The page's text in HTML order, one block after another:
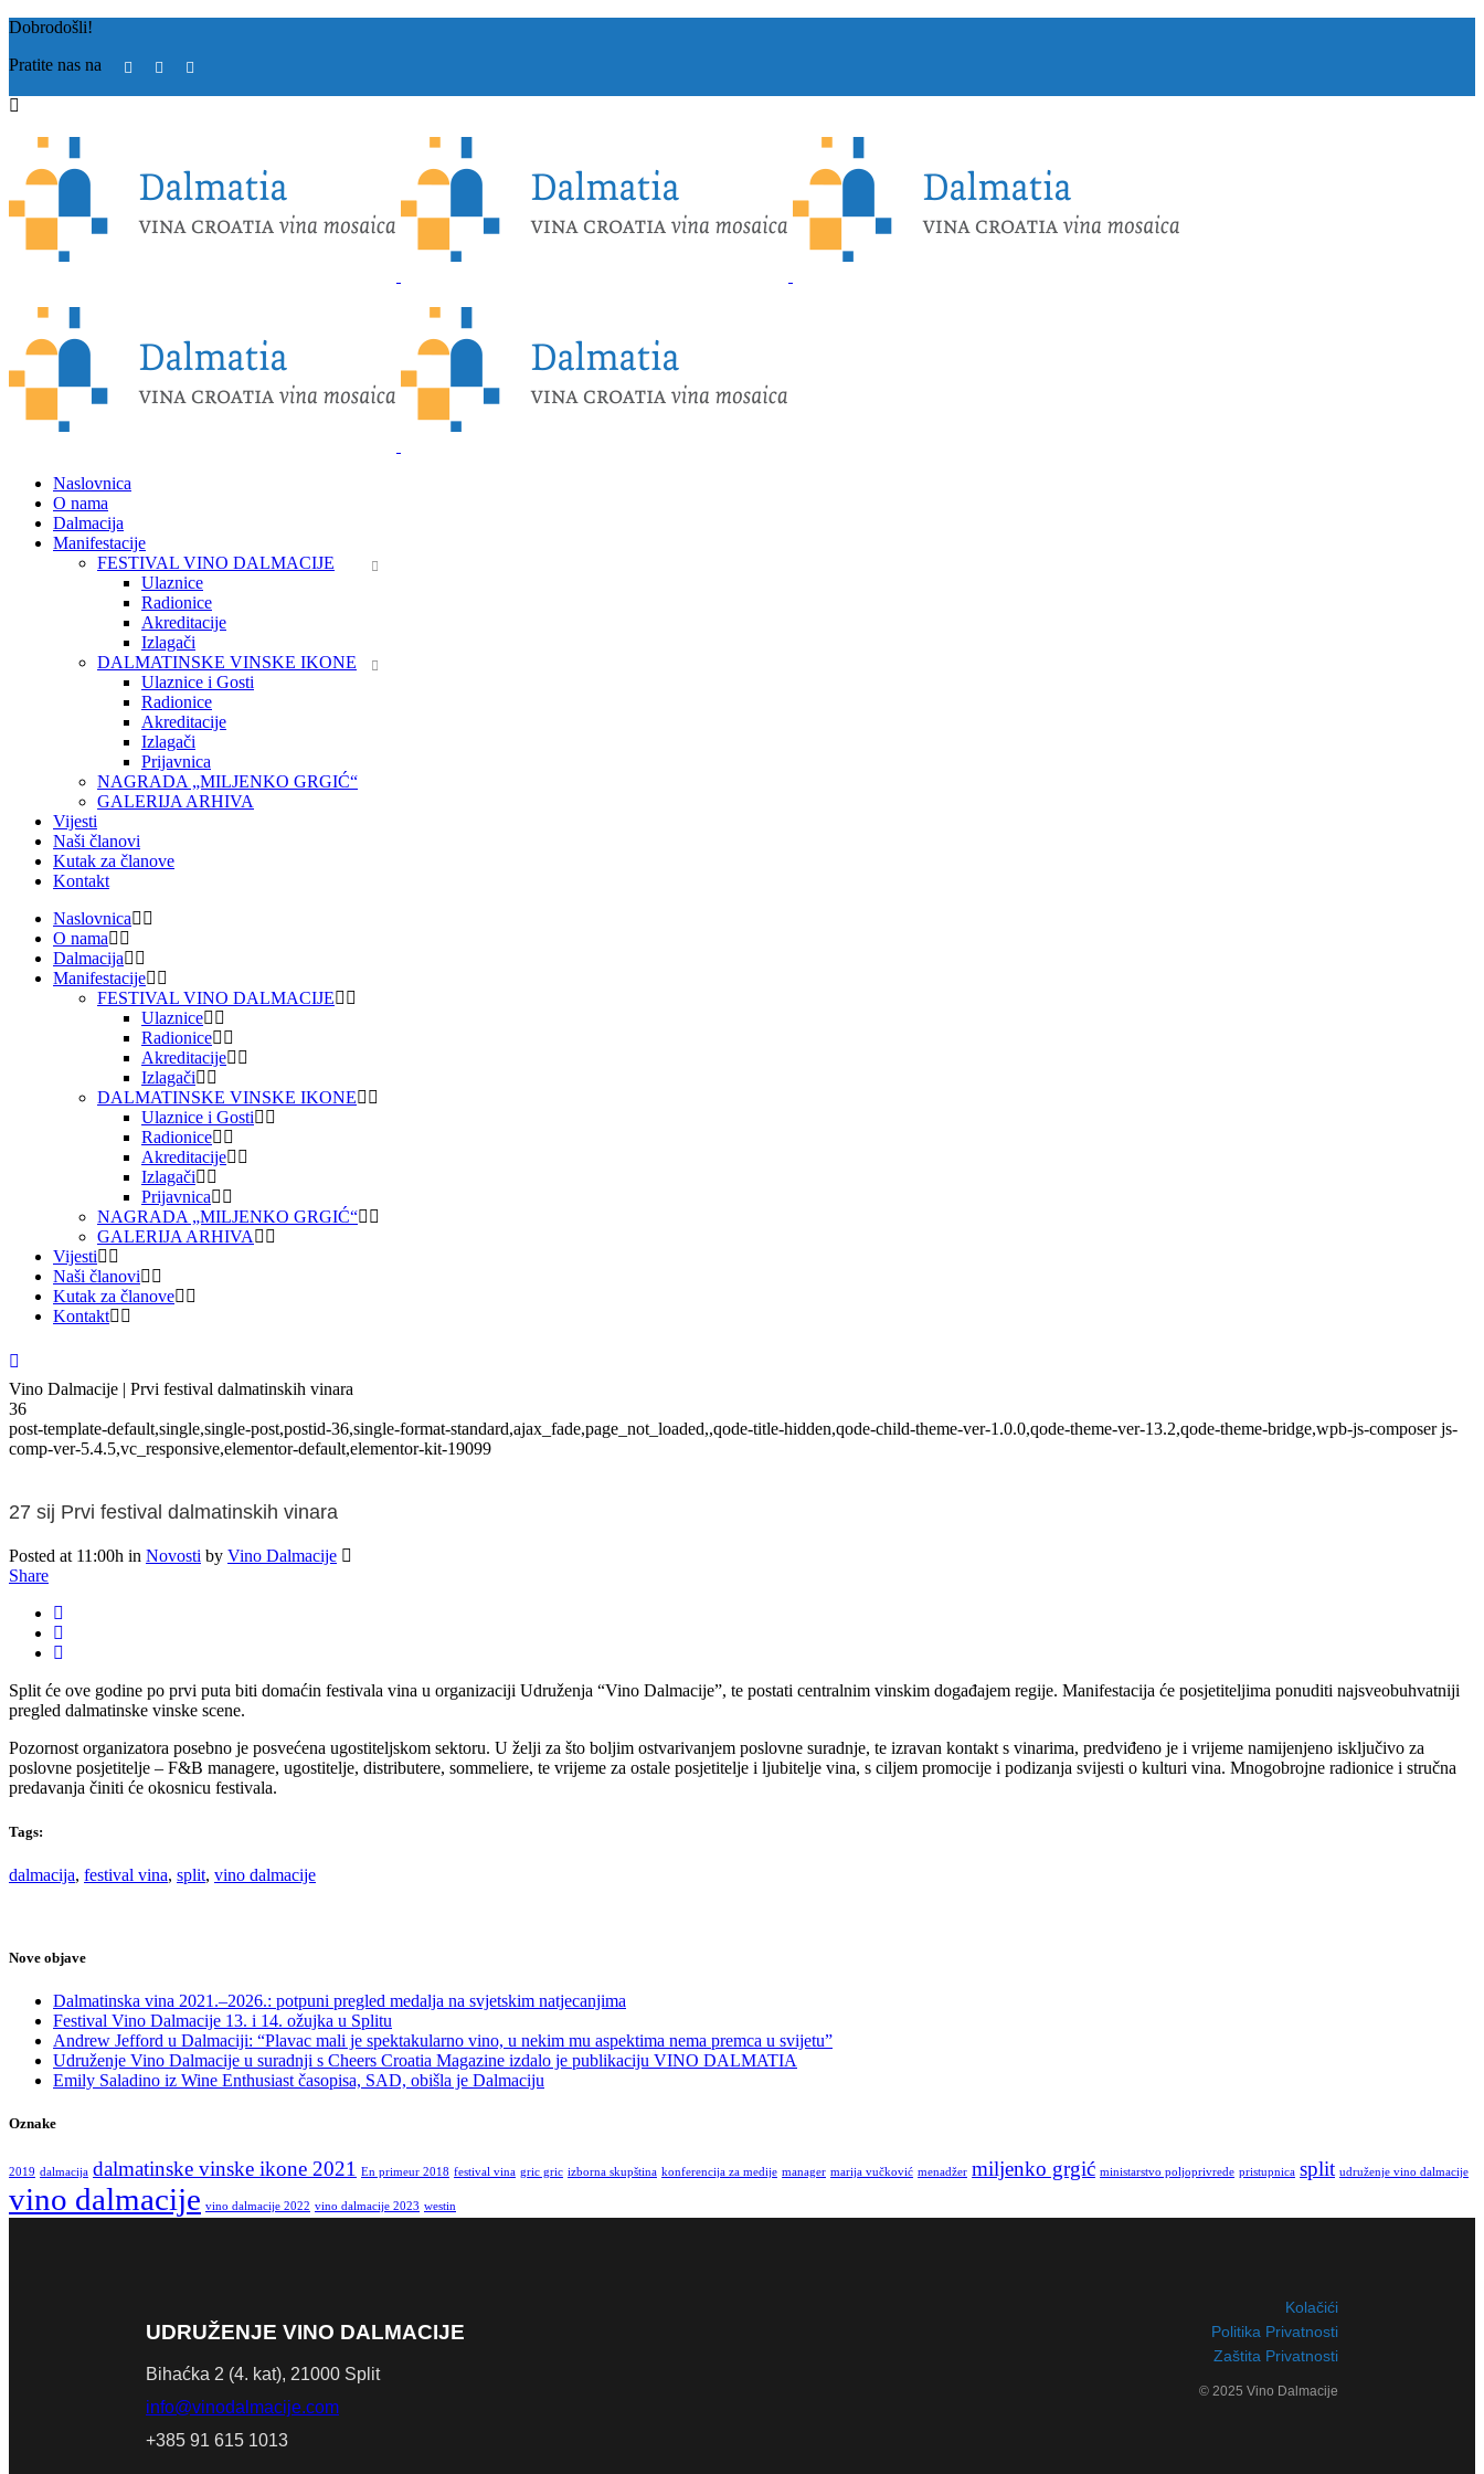
Dobrodošli!
Pratite nas na
Naslovnica
O nama
Dalmacija
Manifestacije
FESTIVAL VINO DALMACIJE
Ulaznice
Radionice
Akreditacije
Izlagači
DALMATINSKE VINSKE IKONE
Ulaznice i Gosti
Radionice
Akreditacije
Izlagači
Prijavnica
NAGRADA „MILJENKO GRGIĆ“
GALERIJA ARHIVA
Vijesti
Naši članovi
Kutak za članove
Kontakt
Naslovnica
O nama
Dalmacija
Manifestacije
FESTIVAL VINO DALMACIJE
Ulaznice
Radionice
Akreditacije
Izlagači
DALMATINSKE VINSKE IKONE
Ulaznice i Gosti
Radionice
Akreditacije
Izlagači
Prijavnica
NAGRADA „MILJENKO GRGIĆ“
GALERIJA ARHIVA
Vijesti
Naši članovi
Kutak za članove
Kontakt
Vino Dalmacije | Prvi festival dalmatinskih vinara
36
post-template-default,single,single-post,postid-36,single-format-standard,ajax_fade,page_not_loaded,,qode-title-hidden,qode-child-theme-ver-1.0.0,qode-theme-ver-13.2,qode-theme-bridge,wpb-js-composer js-
comp-ver-5.4.5,vc_responsive,elementor-default,elementor-kit-19099
27 sij Prvi festival dalmatinskih vinara
Posted at 11:00h in Novosti by Vino Dalmacije
Share
Split će ove godine po prvi puta biti domaćin festivala vina u organizaciji Udruženja “Vino Dalmacije”, te postati centralnim vinskim događajem regije. Manifestacija će posjetiteljima ponuditi najsveobuhvatniji
pregled dalmatinske vinske scene.
Pozornost organizatora posebno je posvećena ugostiteljskom sektoru. U želji za što boljim ostvarivanjem poslovne suradnje, te izravan kontakt s vinarima, predviđeno je i vrijeme namijenjeno isključivo za
poslovne posjetitelje – F&B managere, ugostitelje, distributere, sommeliere, te vrijeme za ostale posjetitelje i ljubitelje vina, s ciljem promocije i podizanja svijesti o kulturi vina. Mnogobrojne radionice i stručna
predavanja činiti će okosnicu festivala.
Tags:
dalmacija, festival vina, split, vino dalmacije
Nove objave
Dalmatinska vina 2021.–2026.: potpuni pregled medalja na svjetskim natjecanjima
Festival Vino Dalmacije 13. i 14. ožujka u Splitu
Andrew Jefford u Dalmaciji: “Plavac mali je spektakularno vino, u nekim mu aspektima nema premca u svijetu”
Udruženje Vino Dalmacije u suradnji s Cheers Croatia Magazine izdalo je publikaciju VINO DALMATIA
Emily Saladino iz Wine Enthusiast časopisa, SAD, obišla je Dalmaciju
Oznake
2019 dalmacija dalmatinske vinske ikone 2021 En primeur 2018 festival vina gric gric izborna skupština konferencija za medije manager marija vučković menadžer miljenko grgić ministarstvo poljoprivrede pristupnica split udruženje vino dalmacije
vino dalmacije vino dalmacije 2022 vino dalmacije 2023 westin
UDRUŽENJE VINO DALMACIJE
Bihaćka 2 (4. kat), 21000 Split
info@vinodalmacije.com
+385 91 615 1013
Kolačići
Politika Privatnosti
Zaštita Privatnosti
© 2025 Vino Dalmacije